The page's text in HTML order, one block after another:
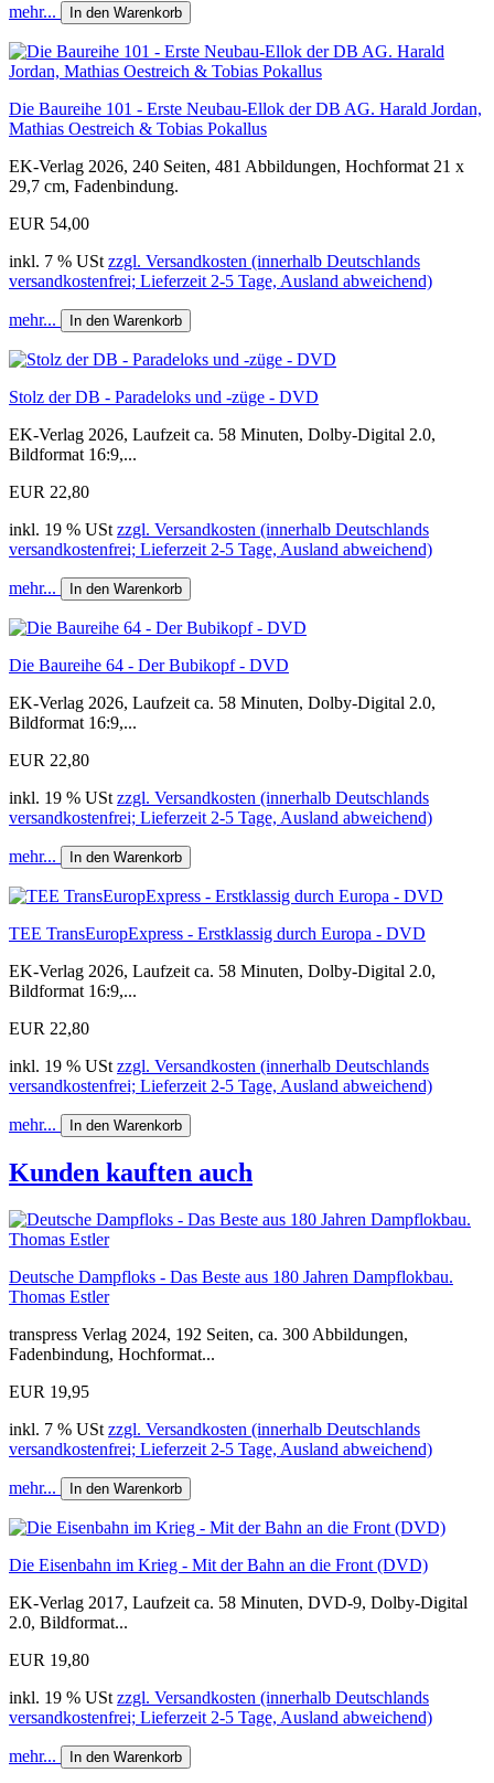
mehr... In den Warenkorb
Die Baureihe 101 - Erste Neubau-Ellok der DB AG. Harald Jordan,
Mathias Oestreich & Tobias Pokallus
EK-Verlag 2026, 240 Seiten, 481 Abbildungen, Hochformat 21 x
29,7 cm, Fadenbindung.
EUR 54,00
inkl. 7 % USt zzgl. Versandkosten (innerhalb Deutschlands
versandkostenfrei; Lieferzeit 2-5 Tage, Ausland abweichend)
mehr... In den Warenkorb
Stolz der DB - Paradeloks und -züge - DVD
EK-Verlag 2026, Laufzeit ca. 58 Minuten, Dolby-Digital 2.0,
Bildformat 16:9,...
EUR 22,80
inkl. 19 % USt zzgl. Versandkosten (innerhalb Deutschlands
versandkostenfrei; Lieferzeit 2-5 Tage, Ausland abweichend)
mehr... In den Warenkorb
Die Baureihe 64 - Der Bubikopf - DVD
EK-Verlag 2026, Laufzeit ca. 58 Minuten, Dolby-Digital 2.0,
Bildformat 16:9,...
EUR 22,80
inkl. 19 % USt zzgl. Versandkosten (innerhalb Deutschlands
versandkostenfrei; Lieferzeit 2-5 Tage, Ausland abweichend)
mehr... In den Warenkorb
TEE TransEuropExpress - Erstklassig durch Europa - DVD
EK-Verlag 2026, Laufzeit ca. 58 Minuten, Dolby-Digital 2.0,
Bildformat 16:9,...
EUR 22,80
inkl. 19 % USt zzgl. Versandkosten (innerhalb Deutschlands
versandkostenfrei; Lieferzeit 2-5 Tage, Ausland abweichend)
mehr... In den Warenkorb
Kunden kauften auch
Deutsche Dampfloks - Das Beste aus 180 Jahren Dampflokbau.
Thomas Estler
transpress Verlag 2024, 192 Seiten, ca. 300 Abbildungen,
Fadenbindung, Hochformat...
EUR 19,95
inkl. 7 % USt zzgl. Versandkosten (innerhalb Deutschlands
versandkostenfrei; Lieferzeit 2-5 Tage, Ausland abweichend)
mehr... In den Warenkorb
Die Eisenbahn im Krieg - Mit der Bahn an die Front (DVD)
EK-Verlag 2017, Laufzeit ca. 58 Minuten, DVD-9, Dolby-Digital
2.0, Bildformat...
EUR 19,80
inkl. 19 % USt zzgl. Versandkosten (innerhalb Deutschlands
versandkostenfrei; Lieferzeit 2-5 Tage, Ausland abweichend)
mehr... In den Warenkorb